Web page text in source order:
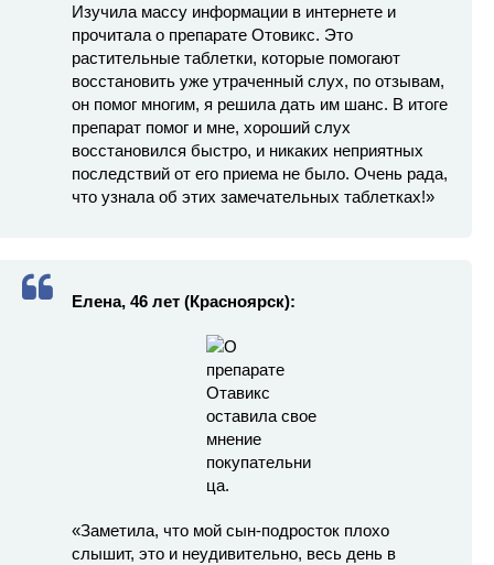
Изучила массу информации в интернете и
прочитала о препарате Отовикс. Это
растительные таблетки, которые помогают
восстановить уже утраченный слух, по отзывам,
он помог многим, я решила дать им шанс. В итоге
препарат помог и мне, хороший слух
восстановился быстро, и никаких неприятных
последствий от его приема не было. Очень рада,
что узнала об этих замечательных таблетках!»
Елена, 46 лет (Красноярск):
«Заметила, что мой сын-подросток плохо
слышит, это и неудивительно, весь день в